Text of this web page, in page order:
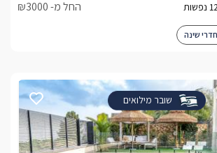
החל מ- ₪3000
שובר מילואים